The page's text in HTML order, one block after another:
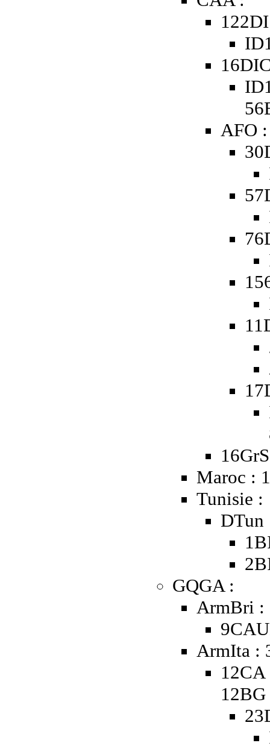
AFO
Maroc :
Tunisie :
DTun
GQGA :
ArmBri :
ArmIta :
12BG